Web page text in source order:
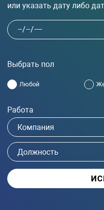
или указать дату либо
Выбрать пол
Любой
Работа